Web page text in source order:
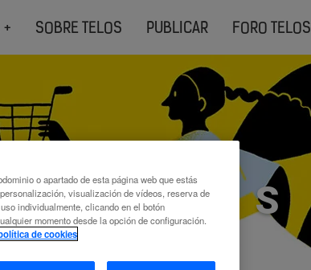
+ SOBRE TELOS PUBLICAR FORO TELOS
o apartado de esta página web que estás
visualización de vídeos, reserva de
individualmente, clicando en el botón
momento desde la opción de configuración.
de cookies